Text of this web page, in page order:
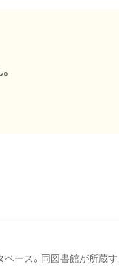
ース。同図書館が所蔵す